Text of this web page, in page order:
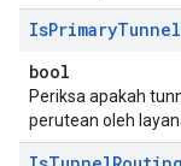
IsPrimaryTunnel
bool
Periksa apakah
perutean oleh